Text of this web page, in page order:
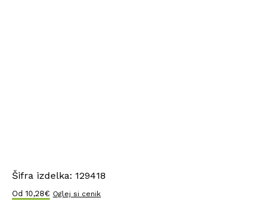
Šifra izdelka: 129418
Od 10,28€ Oglej si cenik